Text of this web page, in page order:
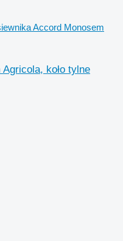
Accord Monosem
koło tylne